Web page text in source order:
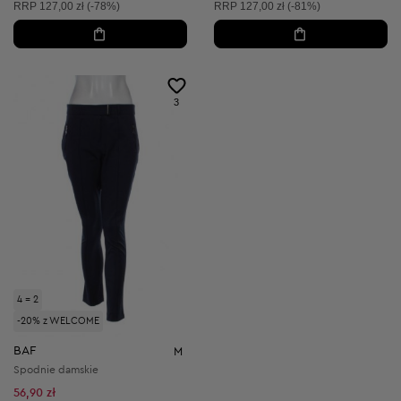
Cena sugerowana:
RRP 127,00 zł (-78%) Cena sugerowana:
RRP 127,00 zł (-81%)
4 = 2
-20% z WELCOME
3
BAF M
Spodnie damskie
56,90 zł